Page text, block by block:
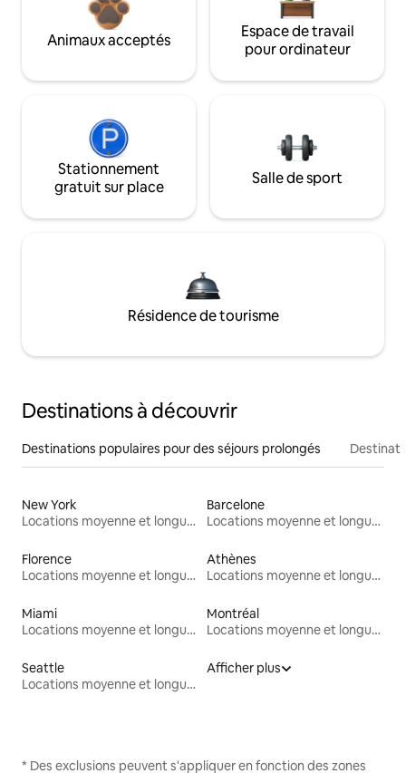
Animaux acceptés
Espace de travail
pour ordinateur
Stationnement
gratuit sur place
Salle de sport
Résidence de tourisme
Destinations à découvrir
Destinations populaires pour des séjours prolongés
New York
Locations moyenne et longue durée
Barcelone
Locations moyenne et longue durée
Florence
Locations moyenne et longue durée
Athènes
Locations moyenne et longue durée
Miami
Locations moyenne et longue durée
Montréal
Locations moyenne et longue durée
Seattle
Locations moyenne et longue durée
Afficher plus
* Des exclusions peuvent s'appliquer en fonction des zones